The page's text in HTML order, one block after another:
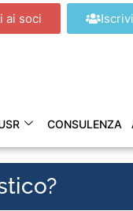
ai soci
CONSULENZA